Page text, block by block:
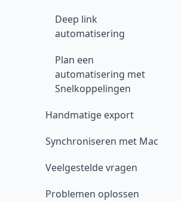
Deep link
automatisering
Plan een
automatisering met
Snelkoppelingen
Handmatige export
Synchroniseren met Mac
Veelgestelde vragen
Problemen oplossen